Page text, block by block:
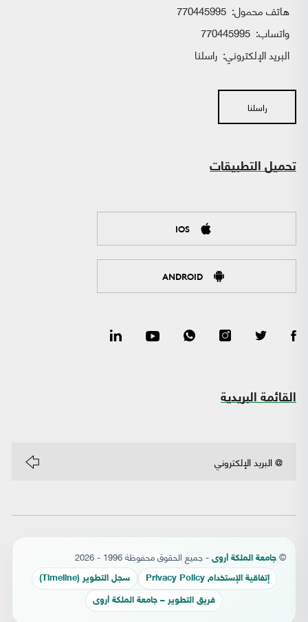
هاتف محمول: 770445995
واتساب:
البريد الإلكتروني: راسلنا
راسلنا
تحميل التطبيقات
IOS
ANDROID
القائمة البريدية
© جامعة الملكة أروى - جميع الحقوق محفوظة 1996 - 2026
إتفاقية الإستخدام Privacy Policy سجل التطوير (Timeline)
فريق التطوير – جامعة الملكة أروى